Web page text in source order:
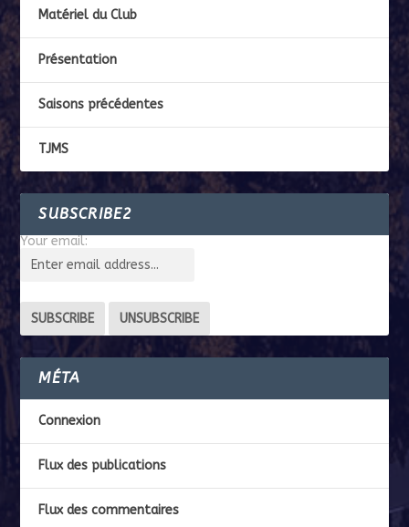
Matériel du Club
Présentation
Saisons précédentes
TJMS
SUBSCRIBE2
Your email:
MÉTA
Connexion
Flux des publications
Flux des commentaires